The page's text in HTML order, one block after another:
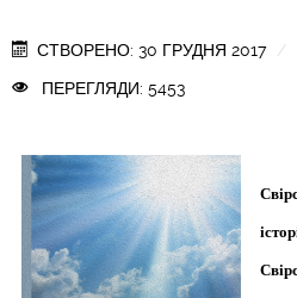
СТВОРЕНО: 30 ГРУДНЯ 2017
ПЕРЕГЛЯДИ: 5453